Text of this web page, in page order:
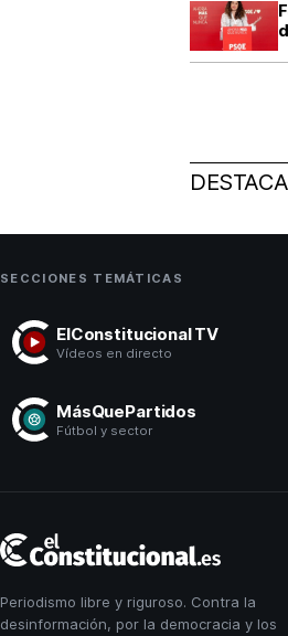
SECCIONES TEMÁTICAS
ElConstitucional TV
Vídeos en directo
MásQuePartidos
Fútbol y sector
Periodismo libre y riguroso. Contra la
desinformación, por la democracia y los